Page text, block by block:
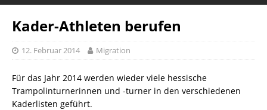
Kader-Athleten berufen
12. Februar 2014 Migration
Für das Jahr 2014 werden wieder viele hessische
Trampolinturnerinnen und -turner in den verschiedenen
Kaderlisten geführt.